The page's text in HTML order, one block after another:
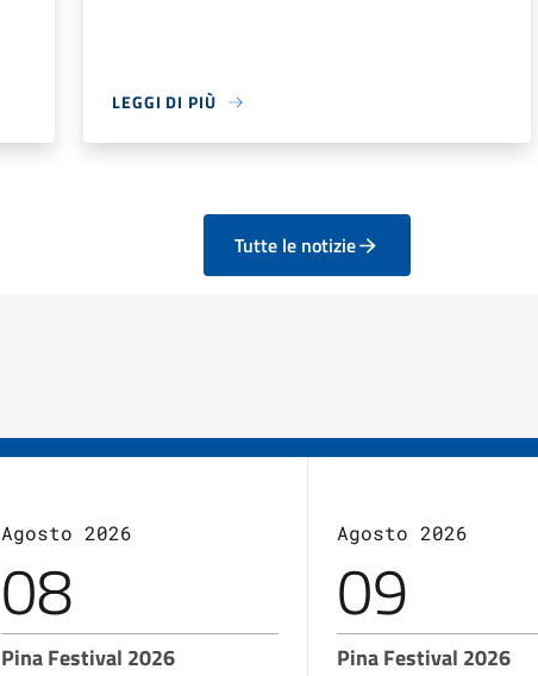
LEGGI DI PIÙ
Tutte le notizie
Agosto 2026
08
Pina Festival 2026
Agosto 2026
09
Pina Festival 2026